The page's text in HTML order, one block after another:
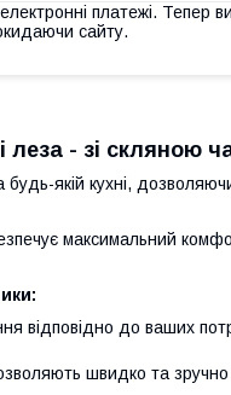
платежі. Тепер
сайту.
леза - зі скляною
якій кухні,
максимальний
відповідно до ваших
швидко та зручно